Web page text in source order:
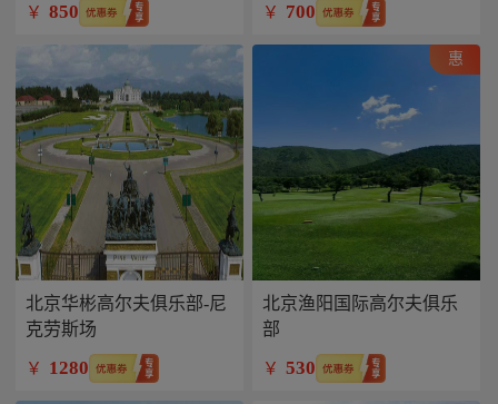
￥ 850 ￥ 700
北京华彬高尔夫俱乐部-尼
克劳斯场
￥ 1280
惠
北京渔阳国际高尔夫俱乐
部
￥ 530